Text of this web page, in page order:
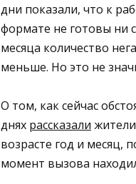
дни показали, что к
формате не готовы ни
месяца количество
меньше. Но это не
О том, как сейчас
днях рассказали
возрасте год и месяц,
момент вызова